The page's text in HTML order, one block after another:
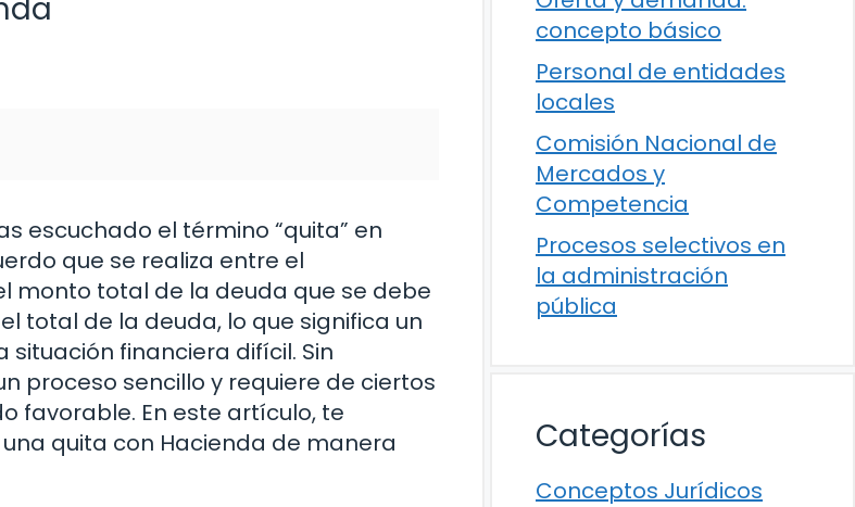
escuchado el término “quita” en
que se realiza entre el
monto total de la deuda que se debe
total de la deuda, lo que significa un
financiera difícil. Sin
proceso sencillo y requiere de ciertos
favorable. En este artículo, te
quita con Hacienda de manera
concepto básico
Personal de entidades
locales
Comisión Nacional de
Mercados y
Competencia
Procesos selectivos en
la administración
pública
Categorías
Conceptos Jurídicos